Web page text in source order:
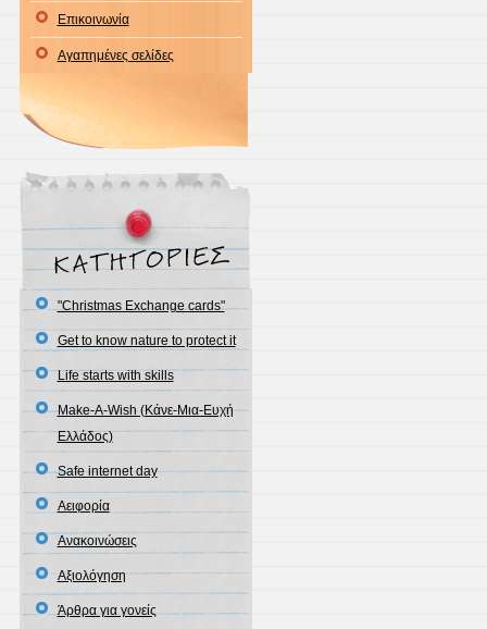
Επικοινωνία
Αγαπημένες σελίδες
"Christmas Exchange cards"
Get to know nature to protect it
Life starts with skills
Make-A-Wish (Κάνε-Μια-Ευχή
Ελλάδος)
Safe internet day
Αειφορία
Ανακοινώσεις
Αξιολόγηση
Άρθρα για γονείς